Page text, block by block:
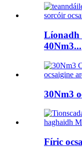
Líonadh
40Nm3...
30Nm3
Fíric